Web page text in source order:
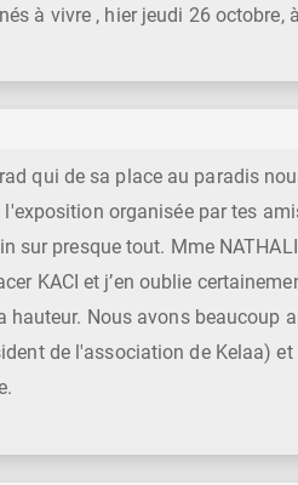
à vivre , hier jeudi 26 octobre,
qui de sa place au paradis
organisée par tes
presque tout. Mme
KACI et j’en oublie
hauteur. Nous avons beaucoup
de l'association de Kelaa)